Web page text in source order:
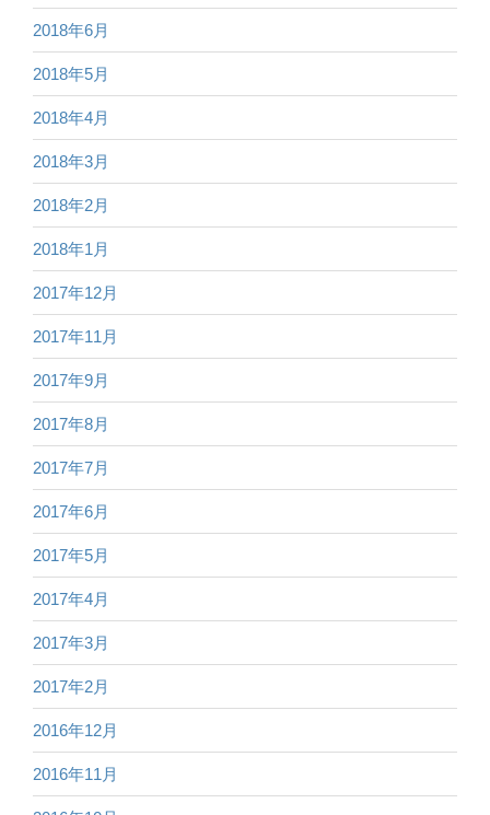
2018年6月
2018年5月
2018年4月
2018年3月
2018年2月
2018年1月
2017年12月
2017年11月
2017年9月
2017年8月
2017年7月
2017年6月
2017年5月
2017年4月
2017年3月
2017年2月
2016年12月
2016年11月